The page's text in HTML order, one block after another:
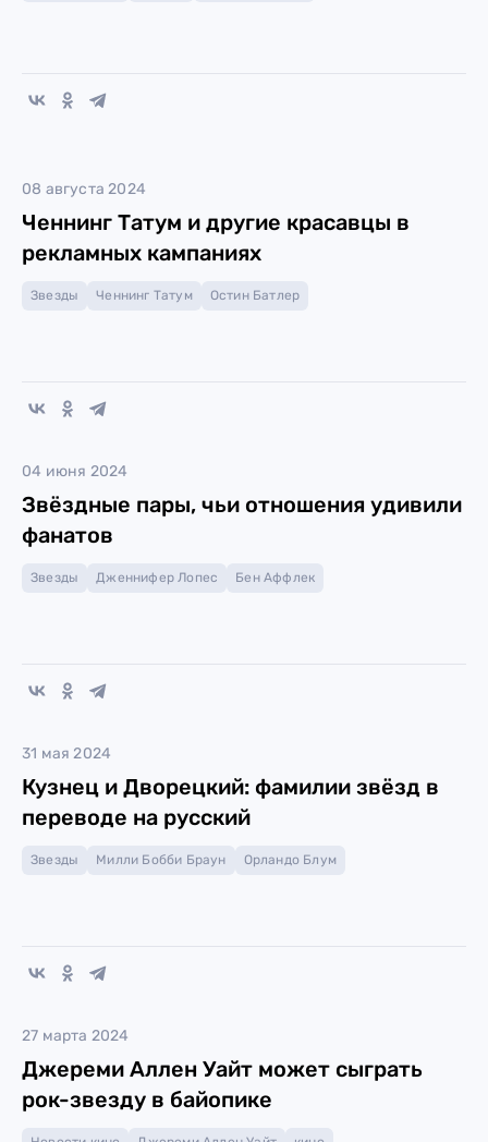
08 августа 2024
Ченнинг Татум и другие красавцы в
рекламных кампаниях
Звезды Ченнинг Татум Остин Батлер
04 июня 2024
Звёздные пары, чьи отношения удивили
фанатов
Звезды Дженнифер Лопес Бен Аффлек
31 мая 2024
Кузнец и Дворецкий: фамилии звёзд в
переводе на русский
Звезды Милли Бобби Браун Орландо Блум
27 марта 2024
Джереми Аллен Уайт может сыграть
рок-звезду в байопике